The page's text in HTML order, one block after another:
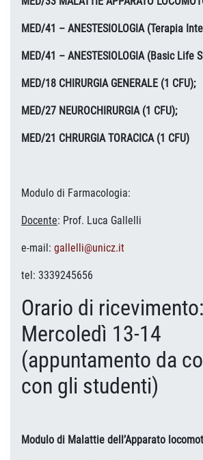
MED/41 – ANESTESIOLOGIA (Terapia
MED/41 – ANESTESIOLOGIA (Basic Life
MED/18 CHIRURGIA GENERALE (1 CFU);
MED/27 NEUROCHIRURGIA (1 CFU);
MED/21 CHRURGIA TORACICA (1 CFU)
Modulo di Farmacologia:
Docente: Prof. Luca Gallelli
e-mail: gallelli@unicz.it
tel: 3339245656
Orario di ricevimento:
Mercoledì 13-14
(appuntamento da
con gli studenti)
Modulo di Malattie dell’Apparato